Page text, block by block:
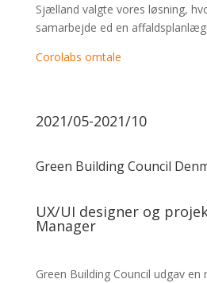
Sjælland valgte vores løsning,
samarbejde ed en
Corolabs omtale
2021/05-2021/10
Green Building Council
UX/UI designer og
Manager
Green Building Council udgav en